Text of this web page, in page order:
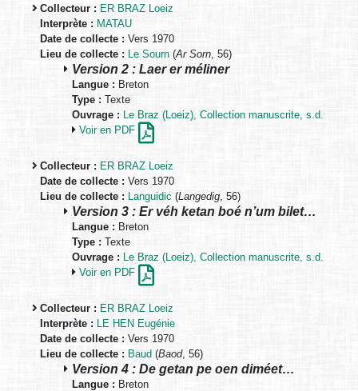
Collecteur : ER BRAZ Loeiz
Interprète : MATAU
Date de collecte : Vers 1970
Lieu de collecte :
Le Sourn (Ar Sorn , 56)
Version 2 : Laer er méliner
Langue : Breton
Type : Texte
Ouvrage :
Le Braz (Loeiz), Collection manuscrite, s.d.
Voir en PDF
Collecteur : ER BRAZ Loeiz
Date de collecte : Vers 1970
Lieu de collecte :
Languidic (Langedig , 56)
Version 3 : Er véh ketan boé n’um bilet…
Langue : Breton
Type : Texte
Ouvrage :
Le Braz (Loeiz), Collection manuscrite, s.d.
Voir en PDF
Collecteur : ER BRAZ Loeiz
Interprète :
LE HEN Eugénie
Date de collecte : Vers 1970
Lieu de collecte : Baud (Baod, 56)
Version 4 : De getan pe oen diméet…
Langue : Breton